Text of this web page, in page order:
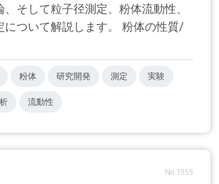
そして粒子径測定、粉体流動性、
について解説します。 粉体の性質/
粉体 研究開発 測定 実験
流動性
No.1955